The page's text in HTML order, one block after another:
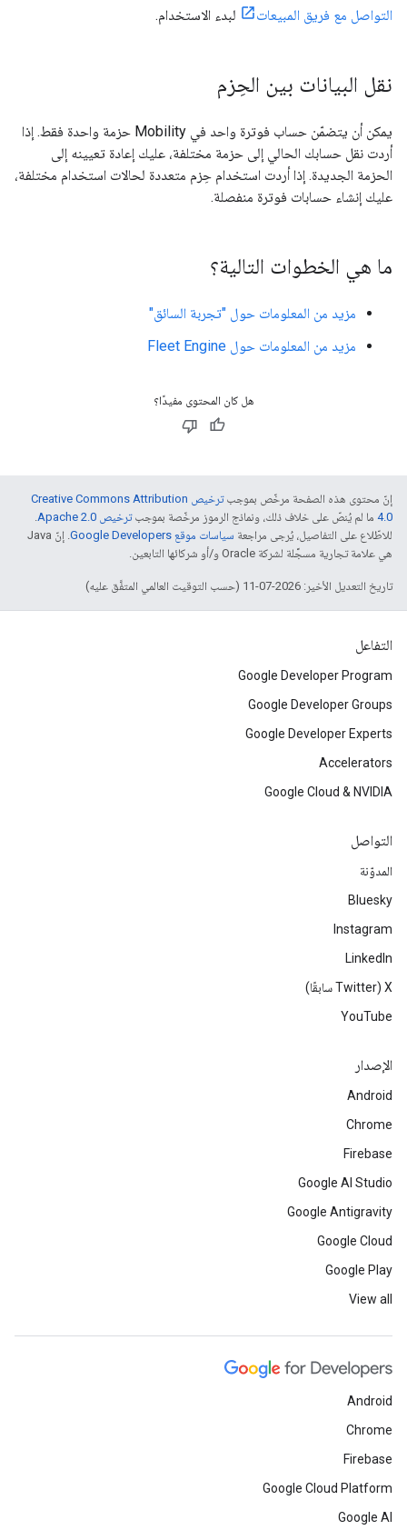
التواصل مع فريق المبيعات
لبدء الاستخدام.
نقل البيانات بين الحِزم
يمكن أن يتضمّن حساب فوترة واحد في Mobility حزمة واحدة فقط. إذا
أردت نقل حسابك الحالي إلى حزمة مختلفة، عليك إعادة تعيينه إلى
الحزمة الجديدة. إذا أردت استخدام حِزم متعددة لحالات استخدام مختلفة،
عليك إنشاء حسابات فوترة منفصلة.
ما هي الخطوات التالية؟
مزيد من المعلومات حول "تجربة السائق"
مزيد من المعلومات حول Fleet Engine
هل كان المحتوى مفيدًا؟
إنّ محتوى هذه الصفحة مرخّص بموجب
ترخيص Creative Commons Attribution
4.0‏ ما لم يُنصّ على خلاف ذلك، ونماذج الرموز مرخّصة بموجبترخيص Apache 2.0‏
للاطّلاع على التفاصيل، يُرجى مراجعة سياسات موقع Google Developers‏
. إنّ Java
هي علامة تجارية مسجَّلة لشركة Oracle و/أو شركائها التابعين.
تاريخ التعديل الأخير: 2026-07-11 (حسب التوقيت العالمي المتفَّق عليه)
التفاعل
Google Developer Program
Google Developer Groups
Google Developer Experts
Accelerators
Google Cloud & NVIDIA
التواصل
المدوّنة
Bluesky
Instagram
LinkedIn
‫X ‏(Twitter سابقًا)
YouTube
الإصدار
Android
Chrome
Firebase
Google AI Studio
Google Antigravity
Google Cloud
Google Play
View all
Android
Chrome
Firebase
Google Cloud Platform
Google AI